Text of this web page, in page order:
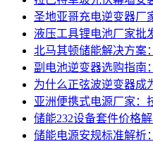
圣地亚哥充电逆变器厂
液压工具锂电池厂家批
北马其顿储能解决方案
副电池逆变器选购指南
为什么正弦波逆变器成
亚洲便携式电源厂家：
储能232设备套件价格
储能电源安规标准解析